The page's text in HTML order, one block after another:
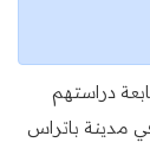
دراستهم
مدينة باتراس